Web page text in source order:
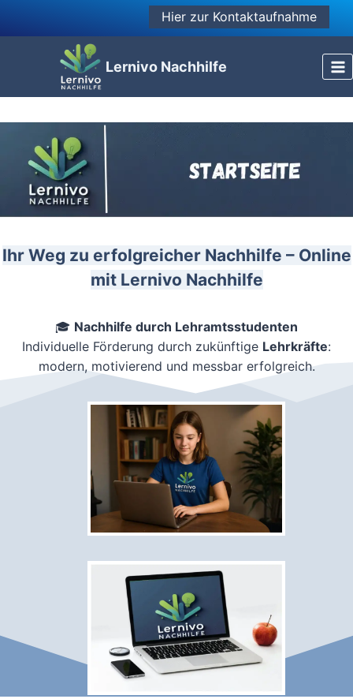
Hier zur Kontaktaufnahme
Lernivo Nachhilfe
Ihr Weg zu erfolgreicher Nachhilfe – Online
mit Lernivo Nachhilfe
🎓 Nachhilfe durch Lehramtsstudenten
Individuelle Förderung durch zukünftige Lehrkräfte:
modern, motivierend und messbar erfolgreich.